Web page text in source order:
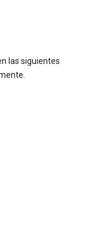
las siguientes